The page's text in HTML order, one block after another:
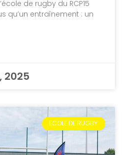
de rugby du RCP15
qu’un entraînement : un
2025
ECOLE DE RUGBY